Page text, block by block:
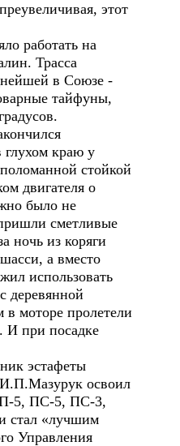
этот
работать на
Трасса
в Союзе -
тайфуны,
краю у
стойкой
двигателя о
было не
сметливые
ночь из коряги
а вместо
использовать
деревянной
моторе пролетели
И при посадке
эстафеты
освоил
5, ПС-5, ПС-3,
«лучшим
Управления